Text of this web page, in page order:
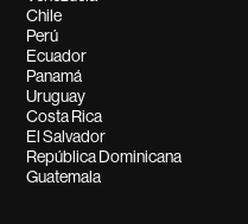
Chile
Perú
Ecuador
Panamá
Uruguay
Costa Rica
El Salvador
República Dominicana
Guatemala